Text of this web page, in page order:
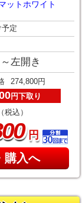
ットホワイト
定
左開き
274,800円
円下取り
税込）
円
購入へ